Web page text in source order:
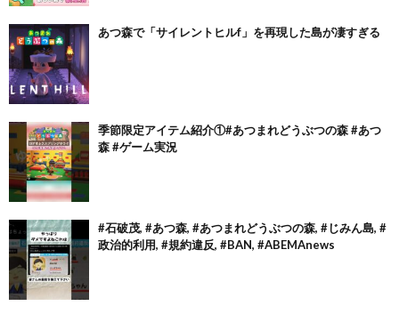
あつ森で「サイレントヒルf」を再現した島が凄すぎる
季節限定アイテム紹介①#あつまれどうぶつの森 #あつ
森 #ゲーム実況
#石破茂, #あつ森, #あつまれどうぶつの森, #じみん島, #
政治的利用, #規約違反, #BAN, #ABEMAnews